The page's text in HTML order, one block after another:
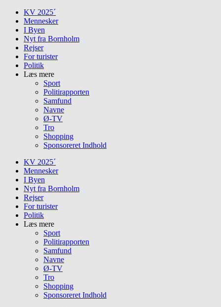
Skip
content
KV 2025´
Mennesker
I Byen
Nyt fra Bornholm
Rejser
For turister
Politik
Læs mere
Sport
Politirapporten
Samfund
Navne
Ø-TV
Tro
Shopping
Sponsoreret Indhold
KV 2025´
Mennesker
I Byen
Nyt fra Bornholm
Rejser
For turister
Politik
Læs mere
Sport
Politirapporten
Samfund
Navne
Ø-TV
Tro
Shopping
Sponsoreret Indhold